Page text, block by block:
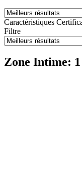
Caractéristiques
Filtre
Zone Intime: